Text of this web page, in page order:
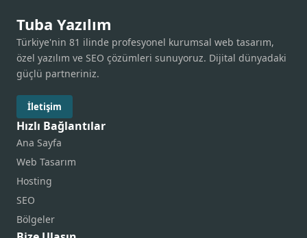
Tuba Yazılım
Türkiye'nin 81 ilinde profesyonel kurumsal web tasarım,
özel yazılım ve SEO çözümleri sunuyoruz. Dijital dünyadaki
güçlü partneriniz.
İletişim
Hızlı Bağlantılar
Ana Sayfa
Web Tasarım
Hosting
SEO
Bölgeler